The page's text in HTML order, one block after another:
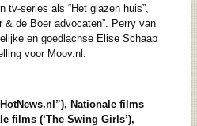
tv-series als “Het glazen huis”,
& de Boer advocaten”. Perry van
en goedlachse Elise Schaap
voor Moov.nl.
Nationale films
films (‘The Swing Girls’),